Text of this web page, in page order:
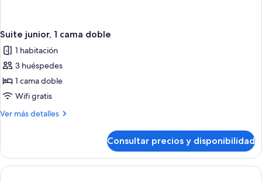
Suite junior, 1 cama doble
1 habitación
3 huéspedes
1 cama doble
Wifi gratis
Ver más detalles
Más
junior,
cama
Consultar precios y disponibilidad